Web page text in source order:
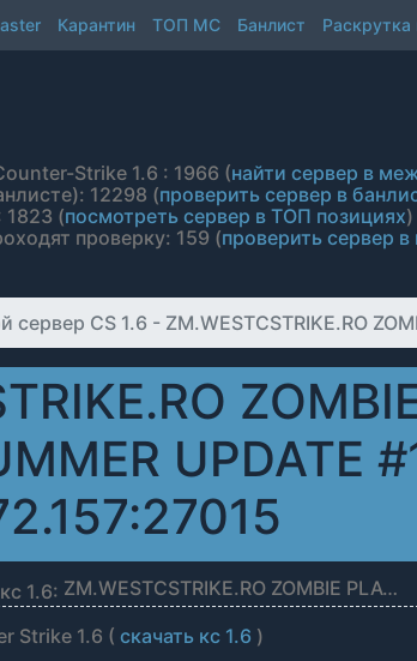
Карантин ТОП МС Банлист Раскрутка
Strike 1.6 : 1966 (найти сервер в
12298 (проверить сервер в
1823 (посмотреть сервер в ТОП позициях)
проверку: 159 (проверить сервер в
сервер CS 1.6 - ZM.WESTCSTRIKE.RO
UPDATE
1.6: ZM.WESTCSTRIKE.RO ZOMBIE PLAGUE #SUMMER UPDATE #1
Strike 1.6 ( скачать кс 1.6 )